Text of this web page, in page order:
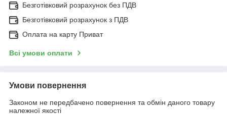
Безготівковий розрахунок без ПДВ
Безготівковий розрахунок з ПДВ
Оплата на карту Приват
Всі умови оплати
Умови повернення
Законом не передбачено повернення та обмін даного товару
належної якості